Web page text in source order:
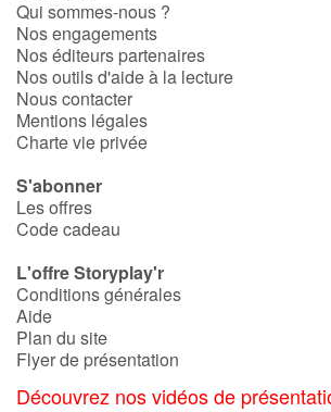
Qui sommes-nous ?
Nos engagements
Nos éditeurs partenaires
Nos outils d'aide à la lecture
Nous contacter
Mentions légales
Charte vie privée
S'abonner
Les offres
Code cadeau
L'offre Storyplay'r
Conditions générales
Aide
Plan du site
Flyer de présentation
Découvrez nos vidéos de